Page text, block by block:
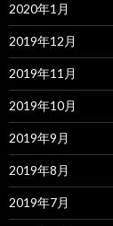
2020年1月
2019年12月
2019年11月
2019年10月
2019年9月
2019年8月
2019年7月